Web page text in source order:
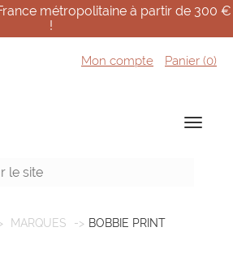
métropolitaine à partir de 300 €
!
Mon compte Panier (0)
MARQUES BOBBIE PRINT